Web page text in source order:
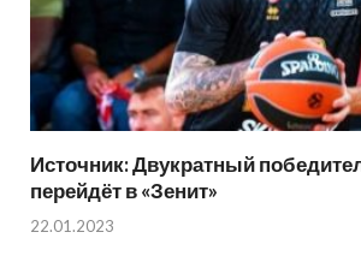
Источник: Двукратный
перейдёт в «Зенит»
22.01.2023